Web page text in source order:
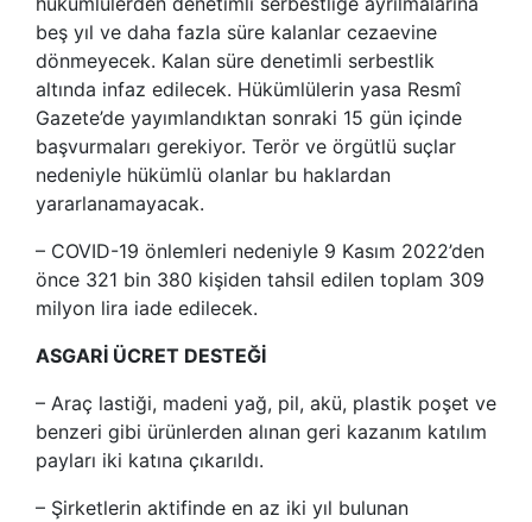
beş yıl ve daha fazla süre kalanlar cezaevine
dönmeyecek. Kalan süre denetimli serbestlik
altında infaz edilecek. Hükümlülerin yasa Resmî
Gazete’de yayımlandıktan sonraki 15 gün içinde
başvurmaları gerekiyor. Terör ve örgütlü suçlar
nedeniyle hükümlü olanlar bu haklardan
yararlanamayacak.
– COVID-19 önlemleri nedeniyle 9 Kasım 2022’den
önce 321 bin 380 kişiden tahsil edilen toplam 309
milyon lira iade edilecek.
ASGARİ ÜCRET DESTEĞİ
– Araç lastiği, madeni yağ, pil, akü, plastik poşet ve
benzeri gibi ürünlerden alınan geri kazanım katılım
payları iki katına çıkarıldı.
– Şirketlerin aktifinde en az iki yıl bulunan